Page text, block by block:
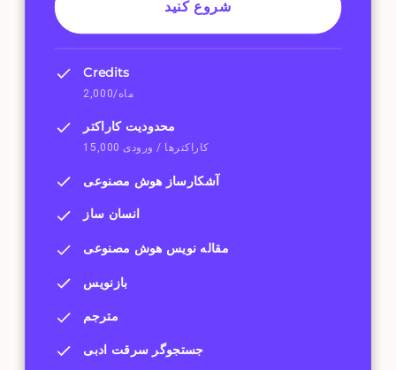
شروع کنید
Credits
2,000/ماه
محدودیت کاراکتر
15,000 کاراکترها / ورودی
آشکارساز هوش مصنوعی
انسان ساز
مقاله نویس هوش مصنوعی
بازنویس
مترجم
جستجوگر سرقت ادبی